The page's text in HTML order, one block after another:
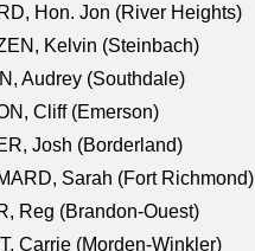
Hon. Jon (River Heights)
Kelvin (Steinbach)
Audrey (Southdale)
Cliff (Emerson)
Josh (Borderland)
Sarah (Fort Richmond)
Reg (Brandon-Ouest)
Carrie (Morden-Winkler)